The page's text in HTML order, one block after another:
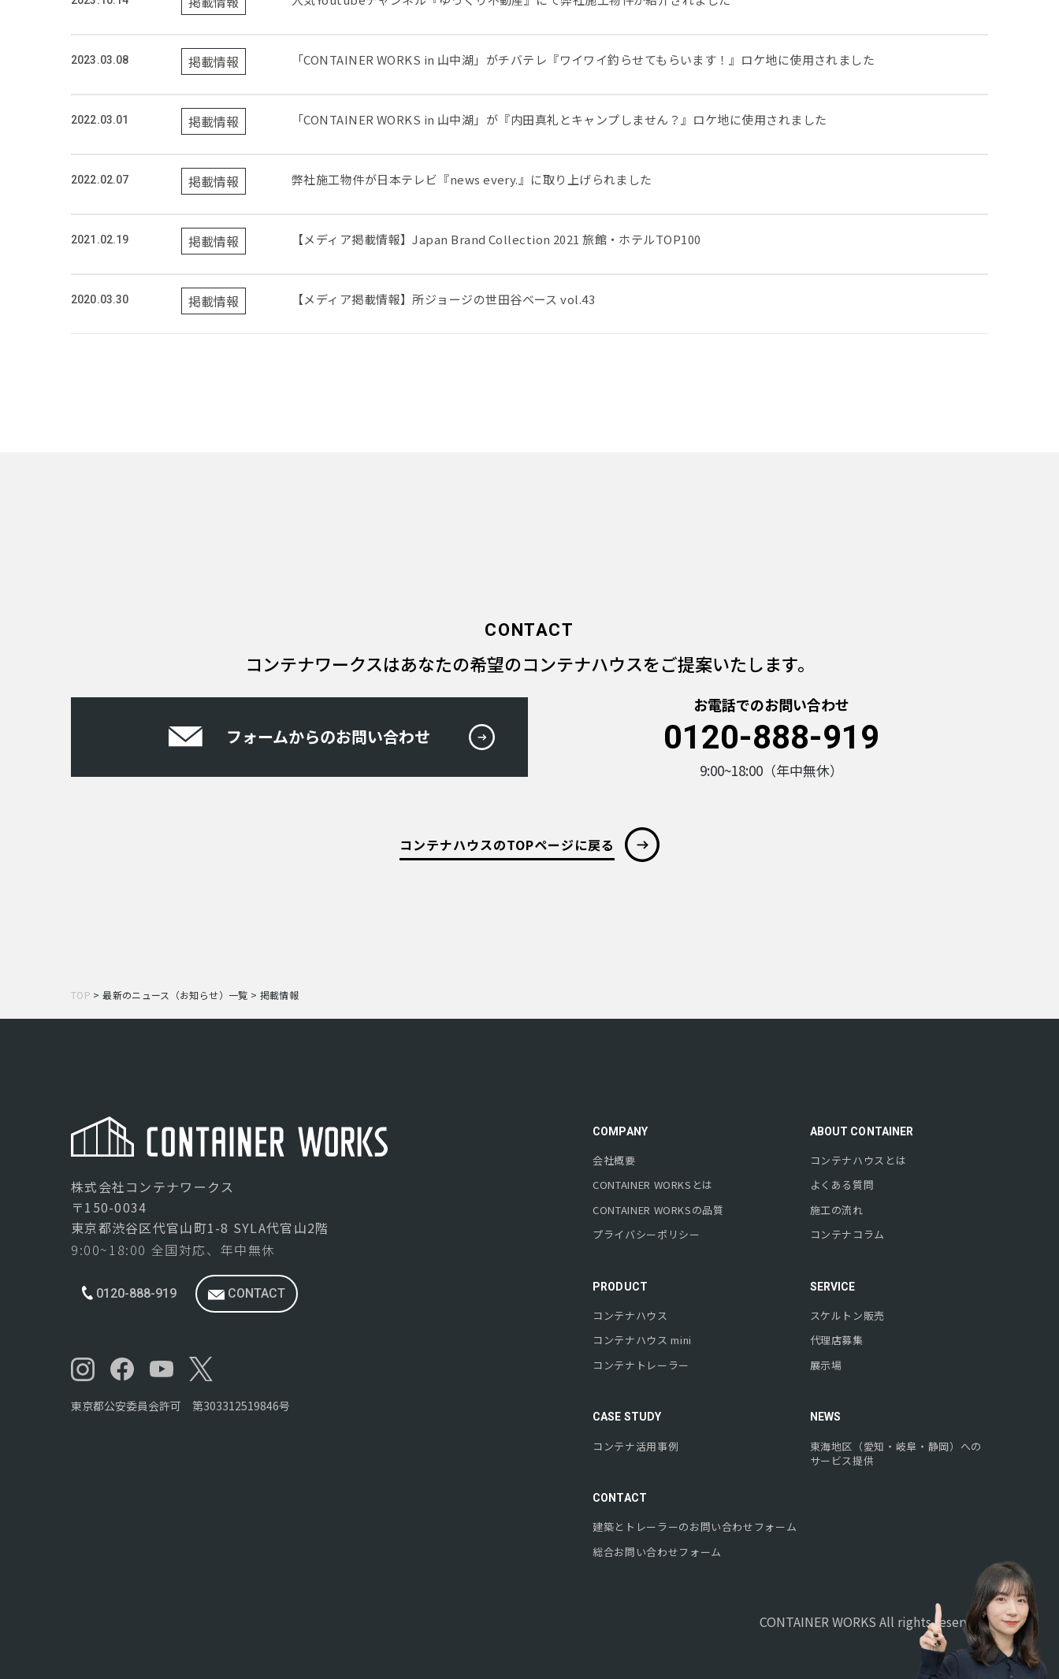
「CONTAINER WORKS in 山中湖」がチバテレ『ワイワイ釣らせてもらいます！』ロケ地に使用されました
掲載情報
2023.03.08
「CONTAINER WORKS in 山中湖」が『内田真礼とキャンプしません？』ロケ地に使用されました
掲載情報
2022.03.01
弊社施工物件が日本テレビ『news every.』に取り上げられました
掲載情報
2022.02.07
【メディア掲載情報】Japan Brand Collection 2021 旅館・ホテルTOP100
掲載情報
2021.02.19
【メディア掲載情報】所ジョージの世田谷ベース vol.43
掲載情報
2020.03.30
CONTACT
コンテナワークスはあなたの希望のコンテナハウスをご提案いたします。
フォームからのお問い合わせ
お電話でのお問い合わせ
0120-888-919
9:00~18:00（年中無休）
コンテナハウスのTOPページに戻る
TOP >最新のニュース（お知らせ）一覧 > 掲載情報
株式会社コンテナワークス
〒150-0034
東京都渋谷区代官山町1-8 SYLA代官山2階
9:00~18:00 全国対応、年中無休
0120-888-919 CONTACT
東京都公安委員会許可 第303312519846号
COMPANY
会社概要
CONTAINER WORKS とは
CONTAINER WORKSの品質
プライバシーポリシー
PRODUCT
コンテナハウス
コンテナハウス mini
コンテナトレーラー
CASE STUDY
コンテナ活用事例
CONTACT
建築とトレーラーのお問い合わせフォーム
総合お問い合わせフォーム
ABOUT CONTAINER
コンテナハウスとは
よくある質問
施工の流れ
コンテナコラム
SERVICE
スケルトン販売
代理店募集
展示場
NEWS
東海地区（愛知・岐阜・静岡）への
サービス提供
CONTAINER WORKS All rights reserved.